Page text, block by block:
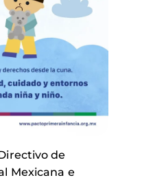
de
Mexicana e